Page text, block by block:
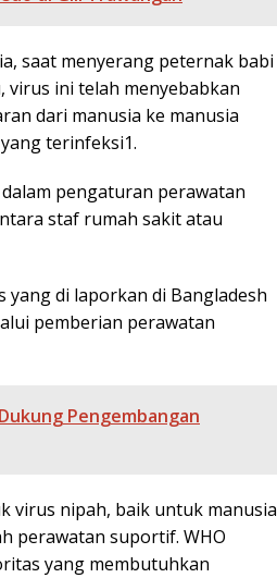
saat menyerang peternak babi
virus ini telah menyebabkan
dari manusia ke manusia
terinfeksi1.
pengaturan perawatan
staf rumah sakit atau
yang di laporkan di Bangladesh
pemberian perawatan
Pengembangan
virus nipah, baik untuk manusia
perawatan suportif. WHO
yang membutuhkan